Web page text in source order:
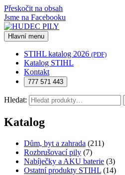
Přeskočit na obsah
Jsme na Facebooku
Hlavní menu
STIHL katalog 2026 (PDF)
Katalog STIHL
Kontakt
777 571 443
Hledat:
Katalog
Dům, byt a zahrada (211)
Rozbrušovací pily (7)
Nabíječky a AKU baterie (3)
Ostatní produkty STIHL (14)